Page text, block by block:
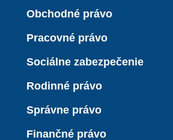
Obchodné právo
Pracovné právo
Sociálne zabezpečenie
Rodinné právo
Správne právo
Finančné právo